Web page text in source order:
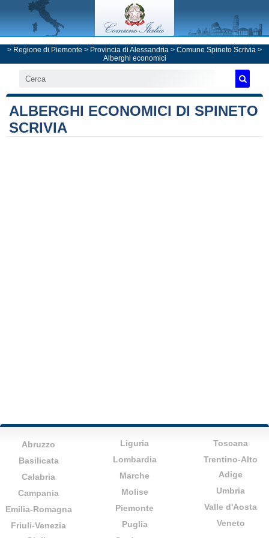
> Regione di Piemonte > Provincia di Alessandria > Comune Spineto Scrivia >
Alberghi economici
ALBERGHI ECONOMICI DI SPINETO
SCRIVIA
Abruzzo
Basilicata
Calabria
Campania
Emilia-Romagna
Friuli-Venezia
Liguria
Lombardia
Marche
Molise
Piemonte
Puglia
Toscana
Trentino-Alto
Adige
Umbria
Valle d'Aosta
Veneto